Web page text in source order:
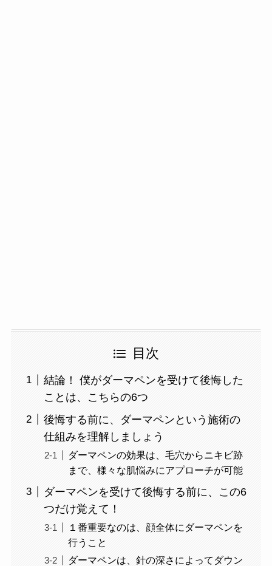
目次
結論！ 僕がダーマペンを受けて後悔した
ことは、こちらの6つ
後悔する前に、ダーマペンという施術の
仕組みを理解しましょう
ダーマペンの効果は、毛穴からニキビ跡
まで、様々な肌悩みにアプローチが可能
ダーマペンを受けて後悔する前に、この6
つだけ覚えて！
１番重要なのは、顔全体にダーマペンを
行うこと
ダーマペンは、針の深さによってダウン